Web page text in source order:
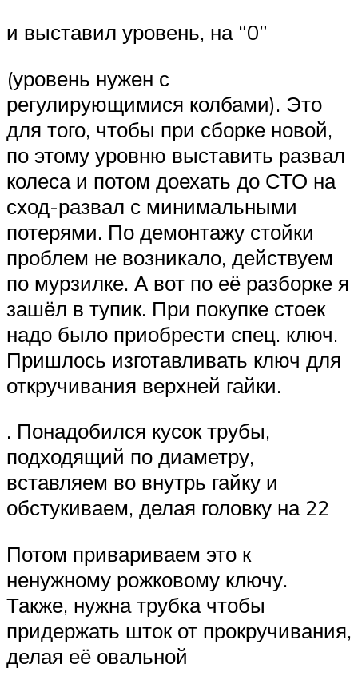
и выставил уровень, на “0”
(уровень нужен с
регулирующимися колбами). Это
для того, чтобы при сборке новой,
по этому уровню выставить развал
колеса и потом доехать до СТО на
сход-развал с минимальными
потерями. По демонтажу стойки
проблем не возникало, действуем
по мурзилке. А вот по её разборке я
зашёл в тупик. При покупке стоек
надо было приобрести спец. ключ.
Пришлось изготавливать ключ для
откручивания верхней гайки.
. Понадобился кусок трубы,
подходящий по диаметру,
вставляем во внутрь гайку и
обстукиваем, делая головку на 22
Потом привариваем это к
ненужному рожковому ключу.
Также, нужна трубка чтобы
придержать шток от прокручивания,
делая её овальной